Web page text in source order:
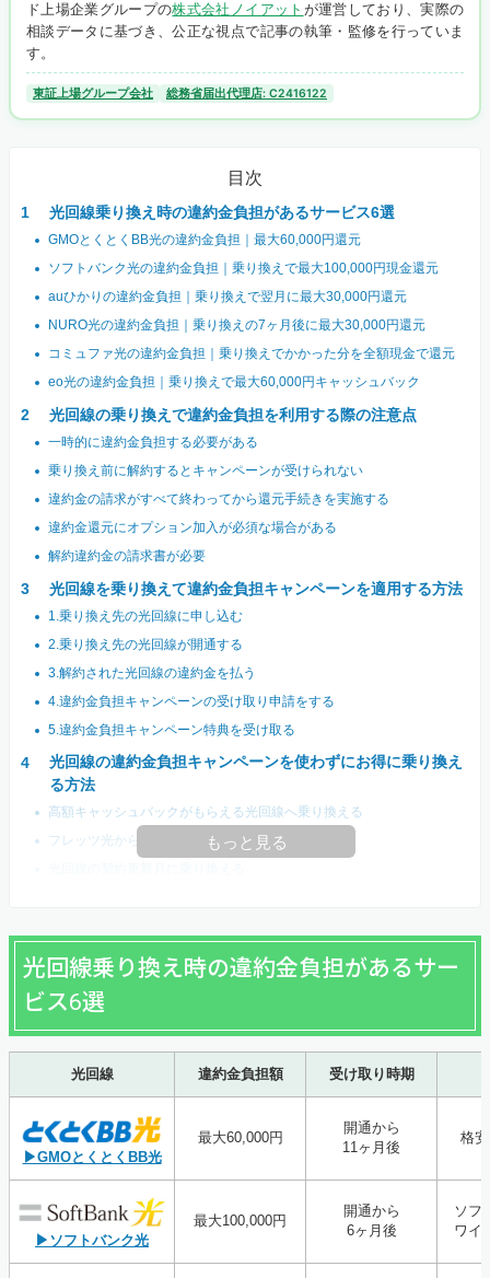
ド上場企業グループの株式会社ノイアット が運営しており、実際の
相談データに基づき、公正な視点で記事の執筆・監修を行っていま
す。
東証上場グループ会社 総務省届出代理店: C2416122
目次
光回線乗り換え時の違約金負担があるサービス6選
GMOとくとくBB光の違約金負担｜最大60,000円還元
ソフトバンク光の違約金負担｜乗り換えで最大100,000円現金還元
auひかりの違約金負担｜乗り換えで翌月に最大30,000円還元
NURO光の違約金負担｜乗り換えの7ヶ月後に最大30,000円還元
コミュファ光の違約金負担｜乗り換えでかかった分を全額現金で還元
eo光の違約金負担｜乗り換えで最大60,000円キャッシュバック
光回線の乗り換えで違約金負担を利用する際の注意点
一時的に違約金負担する必要がある
乗り換え前に解約するとキャンペーンが受けられない
違約金の請求がすべて終わってから還元手続きを実施する
違約金還元にオプション加入が必須な場合がある
解約違約金の請求書が必要
光回線を乗り換えて違約金負担キャンペーンを適用する方法
1.乗り換え先の光回線に申し込む
2.乗り換え先の光回線が開通する
3.解約された光回線の違約金を払う
4.違約金負担キャンペーンの受け取り申請をする
5.違約金負担キャンペーン特典を受け取る
光回線の違約金負担キャンペーンを使わずにお得に乗り換え
る方法
高額キャッシュバックがもらえる光回線へ乗り換える
フレッツ光から光コラボに乗り換える
もっと見る
光回線乗り換え時の違約金負担があるサー
ビス6選
光回線 違約金負担額 受け取り時期
▶GMOとくとくBB光
最大60,000円
開通から
11ヶ月後
格
▶ソフトバンク光
最大100,000円
開通から
6ヶ月後
ソフ
ワイ